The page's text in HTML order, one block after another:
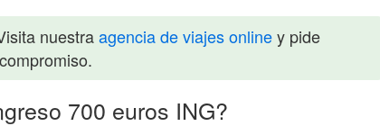
nuestraagencia de viajes onliney pide
700 euros ING?